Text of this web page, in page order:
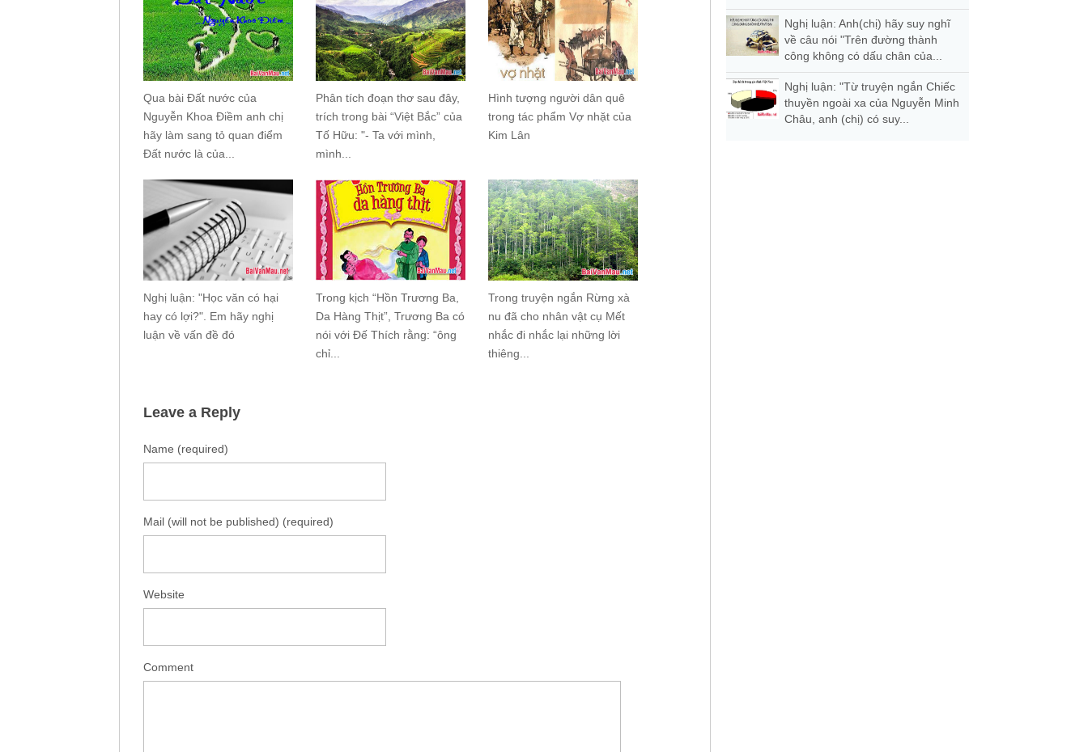
Qua bài Đất nước của
Nguyễn Khoa Điềm anh chị
hãy làm sang tỏ quan điểm
Đất nước là của...
Phân tích đoạn thơ sau đây,
trích trong bài “Việt Bắc” của
Tố Hữu: "- Ta với mình,
mình...
Hình tượng người dân quê
trong tác phẩm Vợ nhặt của
Kim Lân
Nghị luận: "Học văn có hại
hay có lợi?". Em hãy nghị
luận về vấn đề đó
Trong kịch “Hồn Trương Ba,
Da Hàng Thịt”, Trương Ba có
nói với Đế Thích rằng: “ông
chỉ...
Trong truyện ngắn Rừng xà
nu đã cho nhân vật cụ Mết
nhắc đi nhắc lại những lời
thiêng...
Leave a Reply
Name (required)
Mail (will not be published) (required)
Website
Comment
Nghị luận: Anh(chị) hãy suy nghĩ
về câu nói "Trên đường thành
công không có dấu chân của...
Nghị luận: "Từ truyện ngắn Chiếc
thuyền ngoài xa của Nguyễn Minh
Châu, anh (chị) có suy...